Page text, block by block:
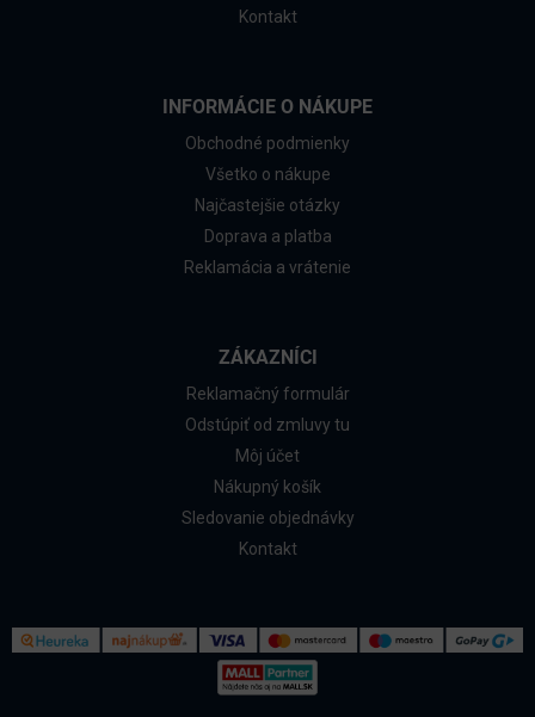
Kontakt
INFORMÁCIE O NÁKUPE
Obchodné podmienky
Všetko o nákupe
Najčastejšie otázky
Doprava a platba
Reklamácia a vrátenie
ZÁKAZNÍCI
Reklamačný formulár
Odstúpiť od zmluvy tu
Môj účet
Nákupný košík
Sledovanie objednávky
Kontakt